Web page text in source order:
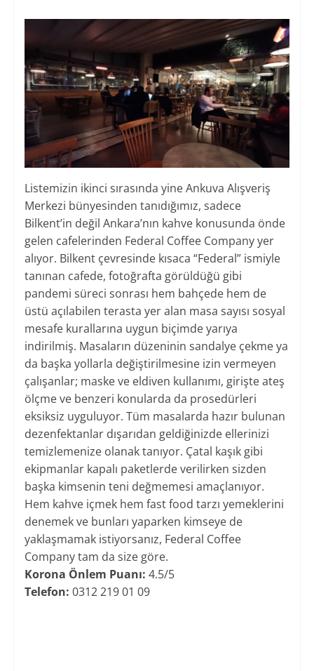
Listemizin ikinci sırasında yine Ankuva Alışveriş
Merkezi bünyesinden tanıdığımız, sadece
Bilkent’in değil Ankara’nın kahve konusunda önde
gelen cafelerinden Federal Coffee Company yer
alıyor. Bilkent çevresinde kısaca “Federal” ismiyle
tanınan cafede, fotoğrafta görüldüğü gibi
pandemi süreci sonrası hem bahçede hem de
üstü açılabilen terasta yer alan masa sayısı sosyal
mesafe kurallarına uygun biçimde yarıya
indirilmiş. Masaların düzeninin sandalye çekme ya
da başka yollarla değiştirilmesine izin vermeyen
çalışanlar; maske ve eldiven kullanımı, girişte ateş
ölçme ve benzeri konularda da prosedürleri
eksiksiz uyguluyor. Tüm masalarda hazır bulunan
dezenfektanlar dışarıdan geldiğinizde ellerinizi
temizlemenize olanak tanıyor. Çatal kaşık gibi
ekipmanlar kapalı paketlerde verilirken sizden
başka kimsenin teni değmemesi amaçlanıyor.
Hem kahve içmek hem fast food tarzı yemeklerini
denemek ve bunları yaparken kimseye de
yaklaşmamak istiyorsanız, Federal Coffee
Company tam da size göre.
Korona Önlem Puanı: 4.5/5
Telefon: 0312 219 01 09